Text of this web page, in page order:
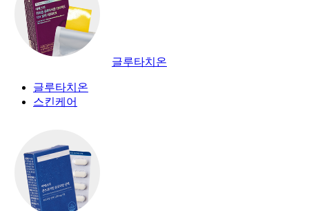
글루타치온
글루타치온
스킨케어